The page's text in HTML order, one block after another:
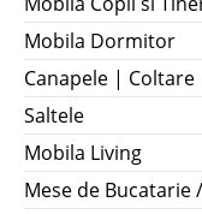
Mobila Dormitor
Canapele | Coltare
Saltele
Mobila Living
Mese de Bucatarie